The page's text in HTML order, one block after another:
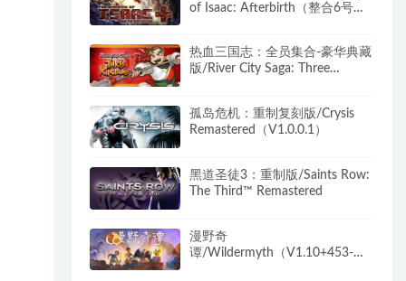
of Isaac: Afterbirth（整合6号升
热血三国志：全员集合-豪华典藏
版/River City Saga: Three
孤岛危机：重制复刻版/Crysis
Remastered（V1.0.0.1）
黑道圣徒3：重制版/Saints Row:
The Third™ Remastered
漫野奇
谭/Wildermyth（V1.10+453-神